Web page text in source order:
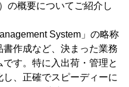
の概要についてご紹介し
System」の略称
作成など、決まった業務
す。特に入出荷・管理と
、正確でスピーディーに